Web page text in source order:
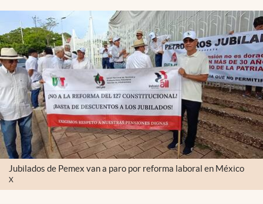
abre en nueva pestaña
México
Jubilados de Pemex van a paro por reforma laboral en México
X